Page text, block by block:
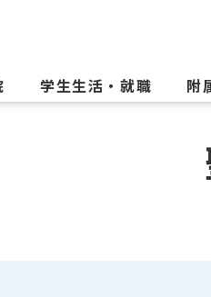
学生生活・就職 附